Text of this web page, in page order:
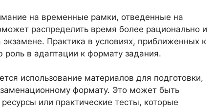
на временные рамки, отведенные на
распределить время более рационально и
экзамене. Практика в условиях, приближенных к
в адаптации к формату задания.
использование материалов для подготовки,
формату. Это может быть
или практические тесты, которые